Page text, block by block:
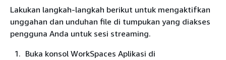
Lakukan langkah-langkah berikut untuk mengaktifkan
unggahan dan unduhan file di tumpukan yang diakses
pengguna Anda untuk sesi streaming.
Buka konsol WorkSpaces Aplikasi di